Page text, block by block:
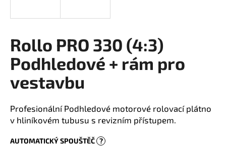
Rollo PRO 330 (4:3)
Podhledové + rám pro
vestavbu
Profesionální Podhledové motorové rolovací plátno
v hliníkovém tubusu s revizním přístupem.
AUTOMATICKÝ SPOUŠTĚČ ?
í
t
?
HLEDAT